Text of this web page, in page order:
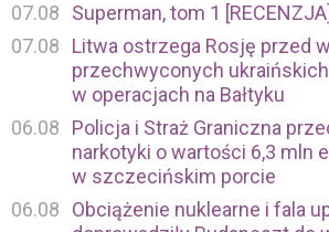
07.08
Superman, tom 1 [RECENZJA]
07.08
Litwa ostrzega Rosję przed
przechwyconych
w operacjach na Bałtyku
06.08
Policja i Straż Graniczna
narkotyki o wartości 6,3 mln
w szczecińskim porcie
06.08
Obciążenie nuklearne i fala